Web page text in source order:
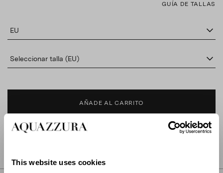
This website uses cookies
GUÍA DE TALLAS
EU
Seleccionar talla (EU)
AÑADE AL CARRITO